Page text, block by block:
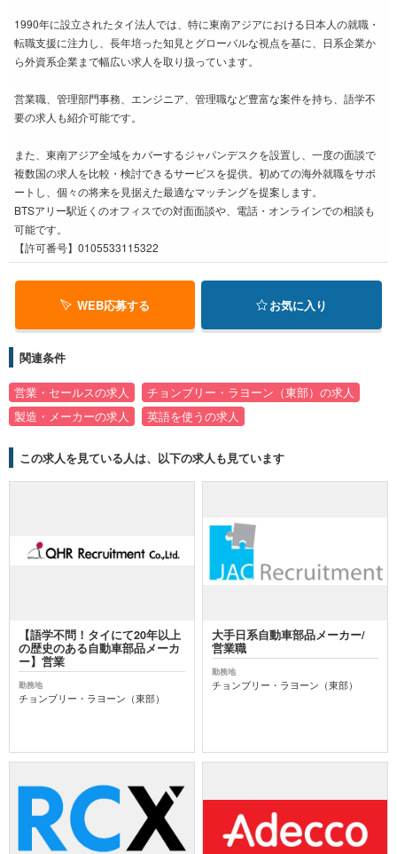
1990年に設立されたタイ法人では、特に東南アジアにおける日本人の就職・
転職支援に注力し、長年培った知見とグローバルな視点を基に、日系企業か
ら外資系企業まで幅広い求人を取り扱っています。
営業職、管理部門事務、エンジニア、管理職など豊富な案件を持ち、語学不
要の求人も紹介可能です。
また、東南アジア全域をカバーするジャパンデスクを設置し、一度の面談で
複数国の求人を比較・検討できるサービスを提供。初めての海外就職をサポ
ートし、個々の将来を見据えた最適なマッチングを提案します。
BTSアリー駅近くのオフィスでの対面面談や、電話・オンラインでの相談も
可能です。
【許可番号】0105533115322
WEB応募する お気に入り
関連条件
営業・セールスの求人
チョンブリー・ラヨーン（東部）の求人
製造・メーカーの求人
英語を使うの求人
この求人を見ている人は、以下の求人も見ています
【語学不問！タイにて20年以上
の歴史のある自動車部品メーカ
ー】営業
勤務地
チョンブリー・ラヨーン（東部）
大手日系自動車部品メーカー/
営業職
勤務地
チョンブリー・ラヨーン（東部）